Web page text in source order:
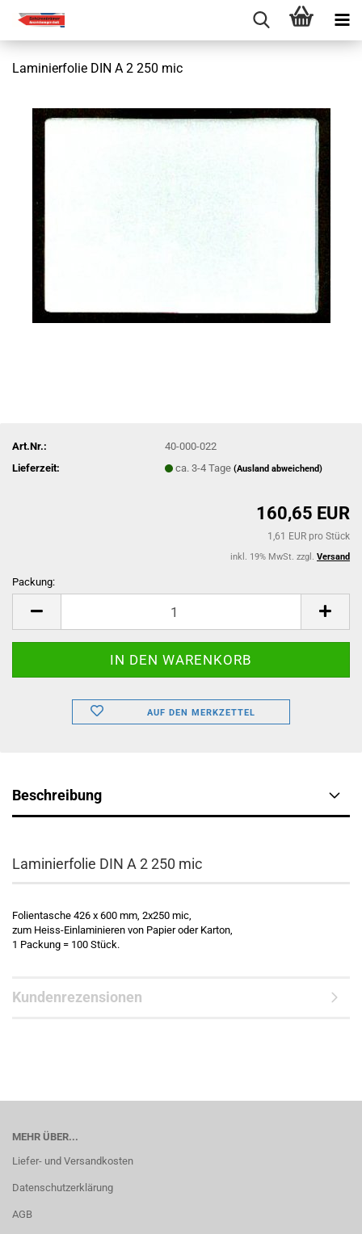
Laminierfolie DIN A 2 250 mic
Art.Nr.:
40-000-022
Lieferzeit:
ca. 3-4 Tage(Ausland abweichend)
160,65 EUR
1,61 EUR pro Stück
inkl. 19% MwSt. zzgl. Versand
Packung:
AUF DEN MERKZETTEL
Beschreibung
Laminierfolie DIN A 2 250 mic
Folientasche 426 x 600 mm, 2x250 mic,
zum Heiss-Einlaminieren von Papier oder Karton,
1 Packung = 100 Stück.
Kundenrezensionen
MEHR ÜBER...
Liefer- und Versandkosten
Datenschutzerklärung
AGB